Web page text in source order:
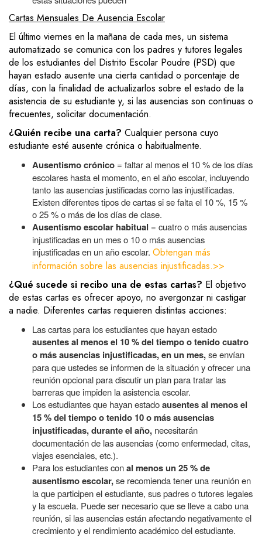
Cartas Mensuales De Ausencia Escolar
El último viernes en la mañana de cada mes, un sistema
automatizado se comunica con los padres y tutores legales
de los estudiantes del Distrito Escolar Poudre (PSD) que
hayan estado ausente una cierta cantidad o porcentaje de
días, con la finalidad de actualizarlos sobre el estado de la
asistencia de su estudiante y, si las ausencias son continuas o
frecuentes, solicitar documentación.
¿Quién recibe una carta? Cualquier persona cuyo
estudiante esté ausente crónica o habitualmente.
Ausentismo crónico = faltar al menos el 10 % de los días
escolares hasta el momento, en el año escolar, incluyendo
tanto las ausencias justificadas como las injustificadas.
Existen diferentes tipos de cartas si se falta el 10 %, 15 %
o 25 % o más de los días de clase.
Ausentismo escolar habitual = cuatro o más ausencias
injustificadas en un mes o 10 o más ausencias
injustificadas en un año escolar. Obtengan más
información sobre las ausencias injustificadas.>>
¿Qué sucede si recibo una de estas cartas? El objetivo
de estas cartas es ofrecer apoyo, no avergonzar ni castigar
a nadie. Diferentes cartas requieren distintas acciones:
Las cartas para los estudiantes que hayan estado
ausentes al menos el 10 % del tiempo o tenido cuatro
o más ausencias injustificadas, en un mes,se envían
para que ustedes se informen de la situación y ofrecer una
reunión opcional para discutir un plan para tratar las
barreras que impiden la asistencia escolar.
Los estudiantes que hayan estadoausentes al menos el
15 % del tiempo o tenido 10 o más ausencias
injustificadas, durante el año, necesitarán
documentación de las ausencias (como enfermedad, citas,
viajes esenciales, etc.).
Para los estudiantes conal menos un 25 % de
ausentismo escolar,se recomienda tener una reunión en
la que participen el estudiante, sus padres o tutores legales
y la escuela. Puede ser necesario que se lleve a cabo una
reunión, si las ausencias están afectando negativamente el
crecimiento y el rendimiento académico del estudiante.